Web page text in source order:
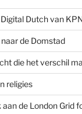
Dutch van
de Domstad
die het verschil
religies
de London Grid